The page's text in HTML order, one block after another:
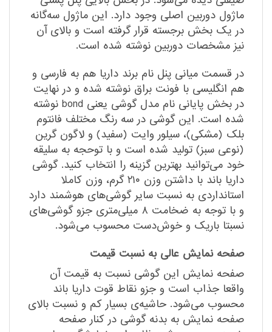
ماژول دوربین اصلی وجود دارد. این ماژول سه‌گانه
در یک بخش برجسته قرار گرفته است و بالای آن
نیز مشخصات دوربین نوشته شده است.
در قسمت میانی پنل نام برند داریا هم به فارسی و
هم انگلیسی با فونت براق نوشته شده و در نهایت
در بخش پایانی نام مدل گوشی یعنی bond نوشته
شده است. این گوشی در سه رنگ مختلف فانتوم
بلک (مشکی)،‌ سیلور وایت (سفید) و لاگون گرین
(نوعی سبز) تولید شده است و با توحجه به سلیقه
خود می‌توانید بهترین گزینه را انتخاب کنید. گوشی
داریا باند با داشتن وزن ۲۱۰ گرم، وزن کاملا
استانداردی به نسبت سایر گوشی‌های هوشمند دارد
و با توجه به ضخامت ۸ میلی‌متری جزو گوشی‌های
نسبتا باریک و خوش‌دست محسوب می‌شود.
صفحه نمایش عالی به نسبت قیمت
صفحه نمایش این گوشی نسبت به قیمت آن
واقعا جذاب است و جزو نقاط قوت داریا باند
محسوب می‌شود. حاشیه‌ی بسیار کم و نسبت بالای
صفحه نمایش به بدنه گوشی در کنار صفحه